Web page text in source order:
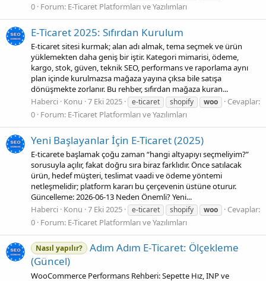
0 Forum: E-Ticaret Platformları ve Yazılımları
E‑Ticaret 2025: Sıfırdan Kurulum
E-ticaret sitesi kurmak; alan adı almak, tema seçmek ve ürün
yüklemekten daha geniş bir iştir. Kategori mimarisi, ödeme,
kargo, stok, güven, teknik SEO, performans ve raporlama aynı
plan içinde kurulmazsa mağaza yayına çıksa bile satışa
dönüşmekte zorlanır. Bu rehber, sıfırdan mağaza kuran...
Haberci Konu 7 Eki 2025 e-ticaret shopify woo
Cevaplar:
0 Forum: E-Ticaret Platformları ve Yazılımları
Yeni Başlayanlar İçin E‑Ticaret (2025)
E-ticarete başlamak çoğu zaman “hangi altyapıyı seçmeliyim?”
sorusuyla açılır, fakat doğru sıra biraz farklıdır. Önce satılacak
ürün, hedef müşteri, teslimat vaadi ve ödeme yöntemi
netleşmelidir; platform kararı bu çerçevenin üstüne oturur.
Güncelleme: 2026-06-13 Neden Önemli? Yeni...
Haberci Konu 7 Eki 2025 e-ticaret shopify woo
Cevaplar:
0 Forum: E-Ticaret Platformları ve Yazılımları
Nasıl yapılır?
Adım Adım E‑Ticaret: Ölçekleme
(Güncel)
WooCommerce Performans Rehberi: Sepette Hız, INP ve